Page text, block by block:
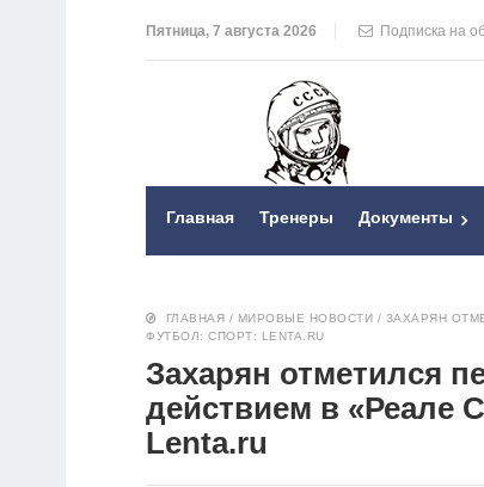
Пятница, 7 августа 2026 Подписка на
Главная Тренеры Документы
ГЛАВНАЯ / МИРОВЫЕ НОВОСТИ / ЗАХАРЯН
ФУТБОЛ: СПОРТ: LENTA.RU
Захарян отметился
действием в «Реале
Lenta.ru